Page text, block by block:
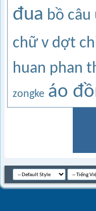
đua bồ câu
chữ v dợt
huan phan
zongke áo